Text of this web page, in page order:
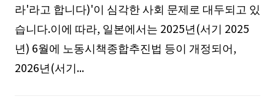
라'라고 합니다)'이 심각한 사회 문제로 대두되고 있
습니다.이에 따라, 일본에서는 2025년(서기 2025
년) 6월에 노동시책종합추진법 등이 개정되어,
2026년(서기...